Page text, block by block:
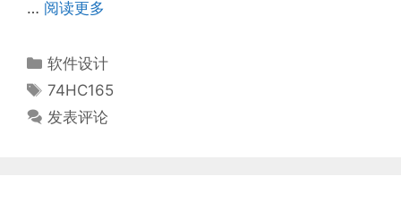
… 阅读更多
分
类
软件设计
标
签
74HC165
发表评论